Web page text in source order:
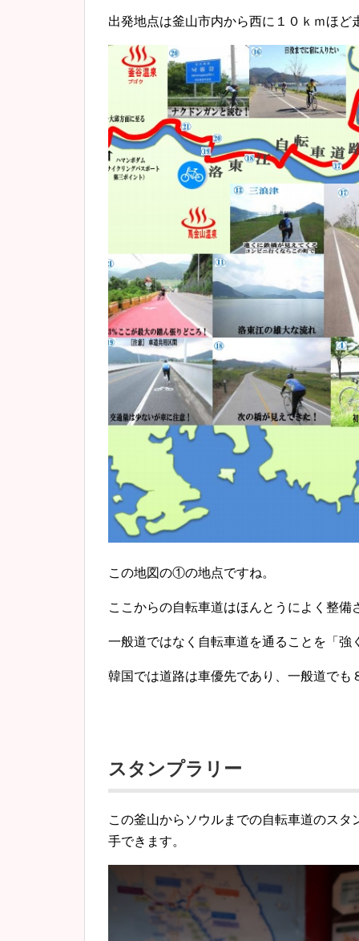
出発地点は釜山市内から西に１０ｋｍほ
この地図の①の地点ですね。
ここからの自転車道はほんとうによく整
一般道ではなく自転車道を通ることを「強
韓国では道路は車優先であり、一般道で
スタンプラリー
この釜山からソウルまでの自転車道のス
手できます。